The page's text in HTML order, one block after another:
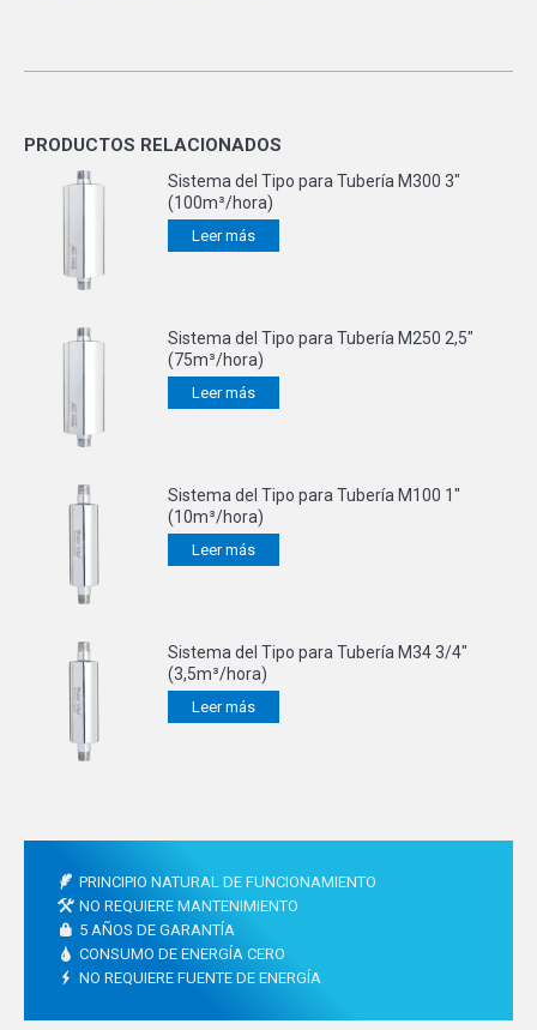
PRODUCTOS RELACIONADOS
Sistema del Tipo para Tubería M300 3"
(100m³/hora)
Leer más
Sistema del Tipo para Tubería M250 2,5"
(75m³/hora)
Leer más
Sistema del Tipo para Tubería M100 1"
(10m³/hora)
Leer más
Sistema del Tipo para Tubería M34 3/4″
(3,5m³/hora)
Leer más
PRINCIPIO NATURAL DE FUNCIONAMIENTO
NO REQUIERE MANTENIMIENTO
5 AÑOS DE GARANTÍA
CONSUMO DE ENERGÍA CERO
NO REQUIERE FUENTE DE ENERGÍA